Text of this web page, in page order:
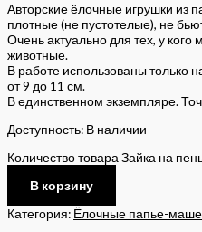
Авторские ёлочные игрушки из
плотные (не пустотелые), не
Очень актуально для тех, у
животные.
В работе использованы только
от 9 до 11 см.
В единственном экземпляре.
Доступность: В наличии
Количество товара Зайка на
В корзину
Категория: Ёлочные папье-маше